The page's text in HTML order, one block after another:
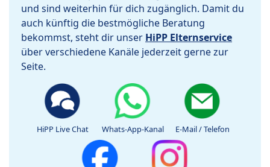
und sind weiterhin für dich zugänglich. Damit du
auch künftig die bestmögliche Beratung
bekommst, steht dir unser HiPP Elternservice
über verschiedene Kanäle jederzeit gerne zur
Seite.
HiPP Live Chat Whats-App-Kanal E-Mail / Telefon